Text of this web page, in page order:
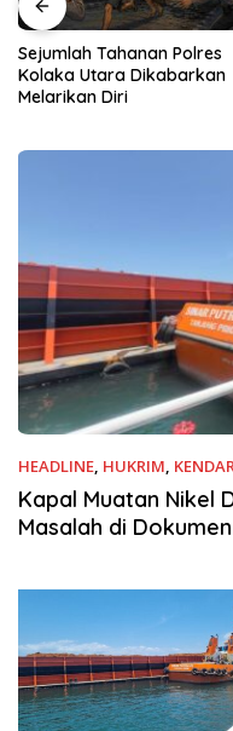
Sejumlah Tahanan Polres
Kolaka Utara Dikabarkan
Melarikan Diri
HEADLINE, HUKRIM,
Kapal Muatan Nikel
Masalah di